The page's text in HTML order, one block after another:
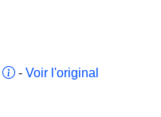
- Voir l'original